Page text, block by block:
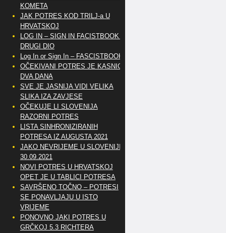
KOMETA
JAK POTRES KOD TRILJ-a U
HRVATSKOJ
LOG IN – SIGN IN FACISTBOOK –
DRUGI DIO
Log In or Sign In – FASCISTBOOK
OČEKIVANI POTRES JE KASNIO
DVA DANA
SVE JE JASNIJA VIDI VELIKA
SLIKA IZA ZAVJESE
OČEKUJE LI SLOVENIJA
RAZORNI POTRES
LISTA SINHRONIZIRANIH
POTRESA IZ AUGUSTA 2021
JAKO NEVRIJEME U SLOVENIJI
30.09.2021
NOVI POTRES U HRVATSKOJ
OPET JE U TABLICI POTRESA
SAVRŠENO TOČNO – POTRESI
SE PONAVLJAJU U ISTO
VRIJEME
PONOVNO JAKI POTRES U
GRČKOJ 5.3 RICHTERA